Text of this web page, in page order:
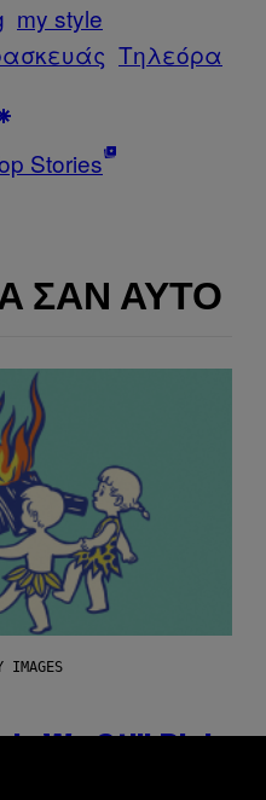
my style
Τηλεόρα
Stories
ΣΑΝ ΑΥΤΌ
IMAGES
We Still Pick
Way